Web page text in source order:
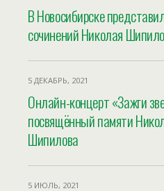
В Новосибирске
сочинений Николая
5 ДЕКАБРЬ, 2021
Онлайн-концерт «Зажги
посвящённый памяти
Шипилова
5 ИЮЛЬ, 2021